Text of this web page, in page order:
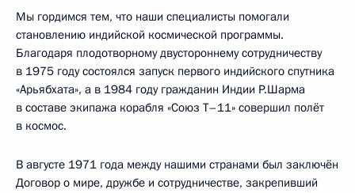
Мы гордимся тем, что наши специалисты помогали
становлению индийской космической программы.
Благодаря плодотворному двустороннему сотрудничеству
в 1975 году состоялся запуск первого индийского спутника
«Арьябхата», а в 1984 году гражданин Индии Р.Шарма
в составе экипажа корабля «Союз Т–11» совершил полёт
в космос.
В августе 1971 года между нашими странами был заключён
Договор о мире, дружбе и сотрудничестве, закрепивший